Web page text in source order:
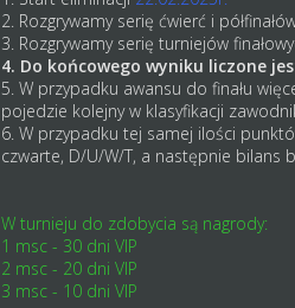
2. Rozgrywamy serię ćwierć i
3. Rozgrywamy serię turniejów
4. Do końcowego wyniku liczone
5. W przypadku awansu do finału
pojedzie kolejny w klasyfikacji
6. W przypadku tej samej ilości
czwarte, D/U/W/T, a następnie bilans
W turnieju do zdobycia są nagrody:
1 msc - 30 dni VIP
2 msc - 20 dni VIP
3 msc - 10 dni VIP